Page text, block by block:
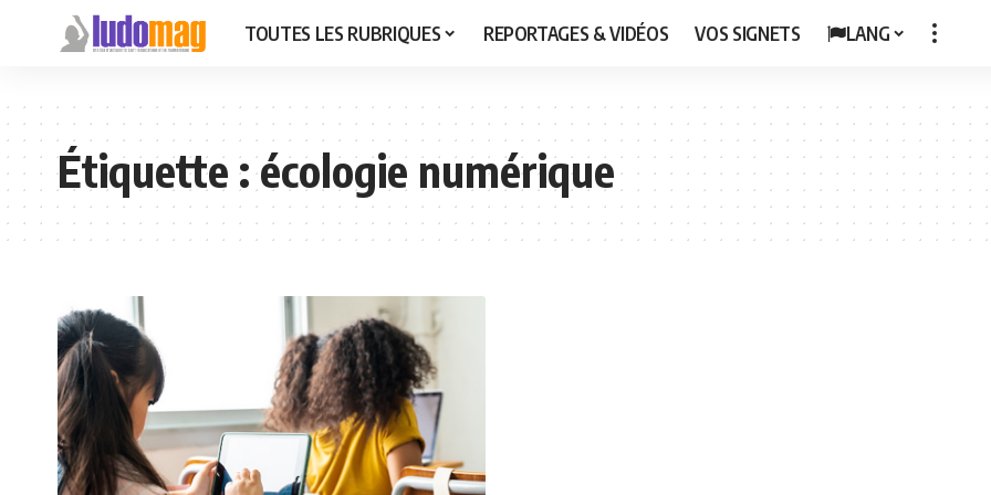
TOUTES LES RUBRIQUES REPORTAGES & VIDÉOS VOS SIGNETS LANG
Étiquette :écologie numérique